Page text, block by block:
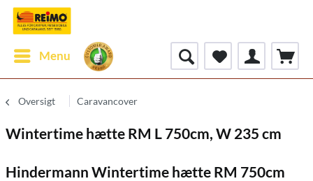
Menu
Oversigt Caravancover
Wintertime hætte RM L 750cm, W 235 cm
Hindermann Wintertime hætte RM 750cm